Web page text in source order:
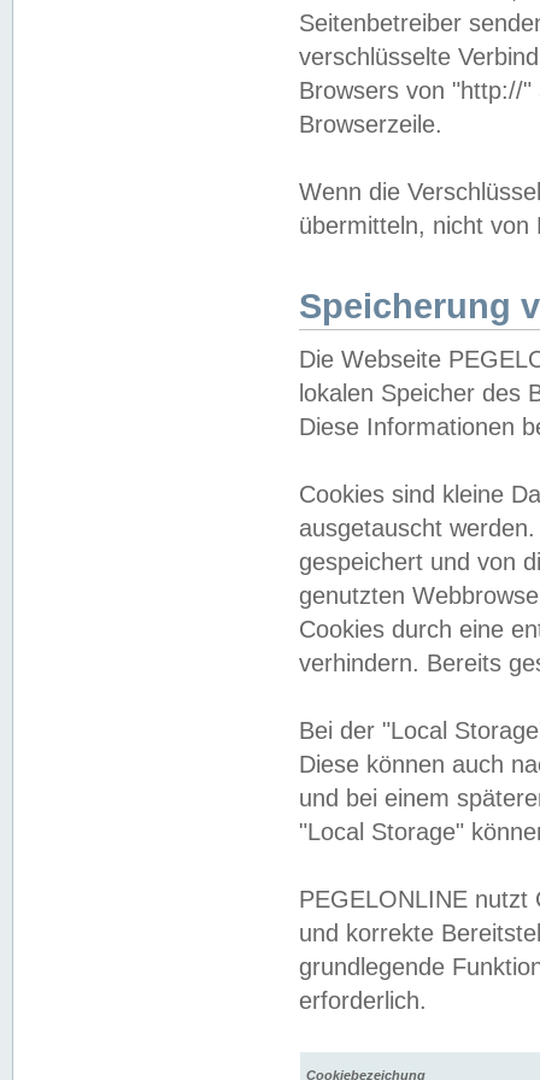
Seitenbetreiber
verschlüsselte
Browsers von "http://
Browserzeile.
Wenn die
übermitteln, nicht von
Speicherung
Die Webseite
lokalen Speicher des
Diese Informationen
Cookies sind kleine
ausgetauscht
gespeichert und von
genutzten
Cookies durch eine
verhindern. Bereits
Bei der "Local
Diese können auch
und bei einem
"Local Storage"
PEGELONLINE nutzt
und korrekte
grundlegende
erforderlich.
Cookiebezeichung